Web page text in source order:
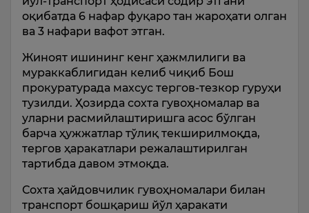
оқибатда 6 нафар фуқаро тан жароҳати олган
ва 3 нафари вафот этган.
Жиноят ишининг кенг ҳажмлилиги ва
мураккаблигидан келиб чиқиб Бош
прокуратурада махсус тергов-тезкор гуруҳи
тузилди. Ҳозирда сохта гувоҳномалар ва
уларни расмийлаштиришга асос бўлган
барча ҳужжатлар тўлиқ текширилмоқда,
тергов ҳаракатлари режалаштирилган
тартибда давом этмоқда.
Сохта ҳайдовчилик гувоҳномалари билан
транспорт бошқариш йўл ҳаракати